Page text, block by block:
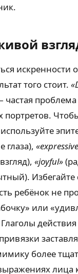
искренности
того стоит.
частая проблема
портретов.
глаза),
«joyful»
Избегайте
ребёнок не
или
более
лица